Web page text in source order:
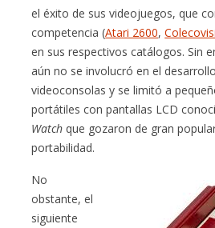
el éxito de sus videojuegos, que
competencia (Atari 2600,
en sus respectivos catálogos. Sin
aún no se involucró en el
videoconsolas y se limitó a
portátiles con pantallas LCD
Watch que gozaron de gran
portabilidad.
No
obstante, el
siguiente